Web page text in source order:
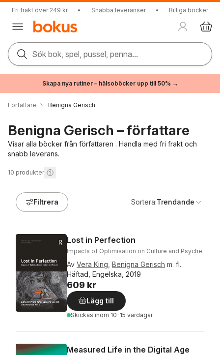
Fri frakt över 249 kr • Snabba leveranser • Billiga böcker
Sök bok, spel, pussel, penna...
Skapa nya rutiner – hälsoböcker upp till 50% →
Författare Benigna Gerisch
Benigna Gerisch – författare
Visar alla böcker från författaren . Handla med fri frakt och
snabb leverans.
10 produkter
Filtrera Sortera:Trendande
Lost in Perfection
Impacts of Optimisation on Culture and Psyche
Av Vera King Benigna Gerisch m. fl.
Häftad, Engelska, 2019
609 kr
Lägg till
Skickas inom 10-15 vardagar
Measured Life in the Digital Age